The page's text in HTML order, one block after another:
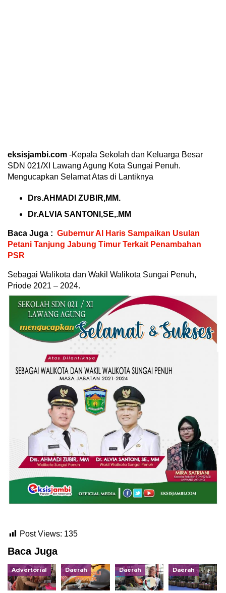
eksisjambi.com -Kepala Sekolah dan Keluarga Besar
SDN 021/XI Lawang Agung Kota Sungai Penuh.
Mengucapkan Selamat Atas di Lantiknya
Drs.AHMADI ZUBIR,MM.
Dr.ALVIA SANTONI,SE,.MM
Baca Juga : Gubernur Al Haris Sampaikan Usulan
Petani Tanjung Jabung Timur Terkait Penambahan
PSR
Sebagai Walikota dan Wakil Walikota Sungai Penuh,
Priode 2021 – 2024.
Post Views: 135
Baca Juga
Advertorial Daerah Daerah Daerah